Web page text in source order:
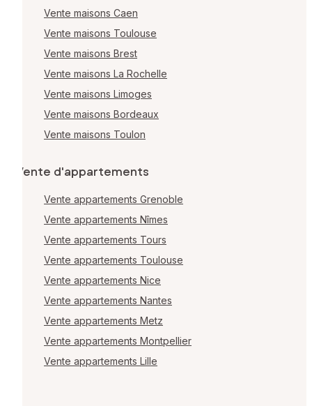
Vente maisons Caen
Vente maisons Toulouse
Vente maisons Brest
Vente maisons La Rochelle
Vente maisons Limoges
Vente maisons Bordeaux
Vente maisons Toulon
Vente d'appartements
Vente appartements Grenoble
Vente appartements Nîmes
Vente appartements Tours
Vente appartements Toulouse
Vente appartements Nice
Vente appartements Nantes
Vente appartements Metz
Vente appartements Montpellier
Vente appartements Lille